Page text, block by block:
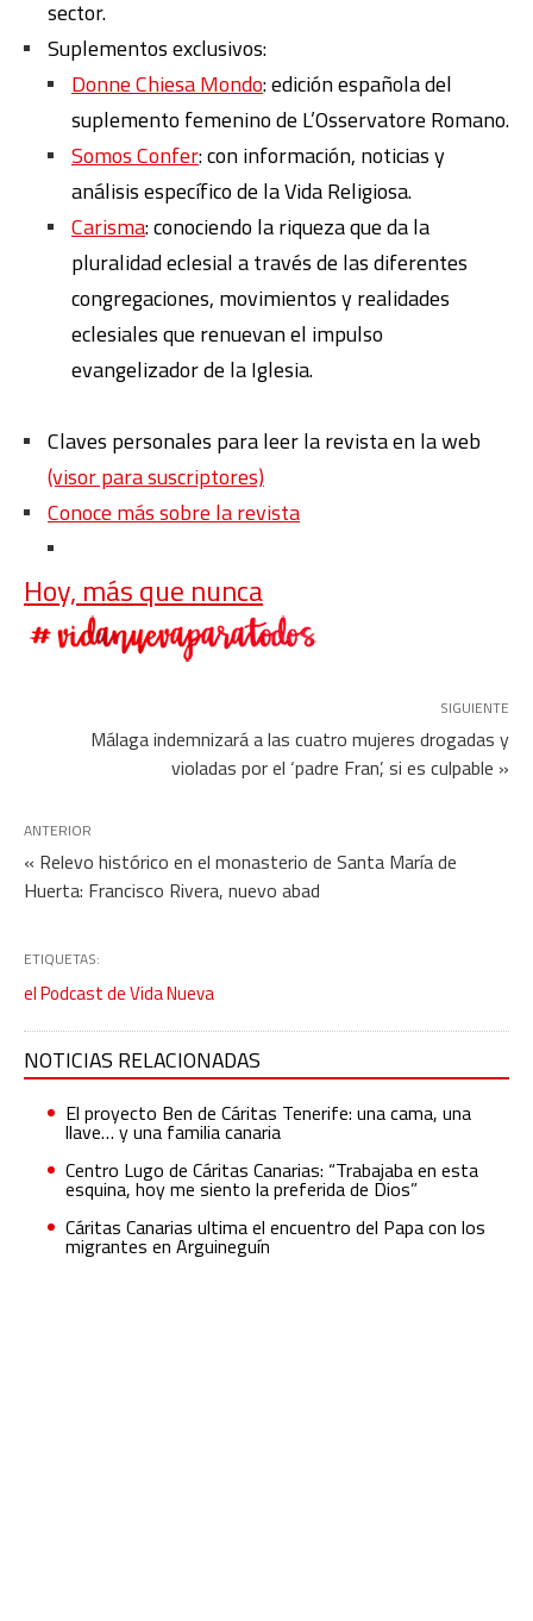
sector.
Suplementos exclusivos:
Donne Chiesa Mondo: edición española del
suplemento femenino de L’Osservatore Romano.
Somos Confer: con información, noticias y
análisis específico de la Vida Religiosa.
Carisma: conociendo la riqueza que da la
pluralidad eclesial a través de las diferentes
congregaciones, movimientos y realidades
eclesiales que renuevan el impulso
evangelizador de la Iglesia.
Claves personales para leer la revista en la web
(visor para suscriptores)
Conoce más sobre la revista
Hoy, más que nunca
SIGUIENTE
Málaga indemnizará a las cuatro mujeres drogadas y
violadas por el ‘padre Fran’, si es culpable »
ANTERIOR
« Relevo histórico en el monasterio de Santa María de
Huerta: Francisco Rivera, nuevo abad
ETIQUETAS:
el Podcast de Vida Nueva
NOTICIAS RELACIONADAS
El proyecto Ben de Cáritas Tenerife: una cama, una
llave… y una familia canaria
Centro Lugo de Cáritas Canarias: “Trabajaba en esta
esquina, hoy me siento la preferida de Dios”
Cáritas Canarias ultima el encuentro del Papa con los
migrantes en Arguineguín